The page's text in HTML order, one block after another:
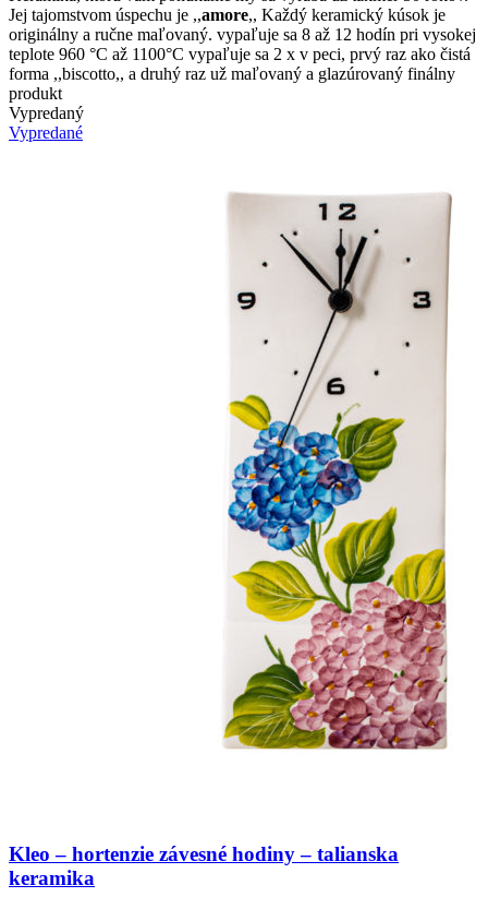
Jej tajomstvom úspechu je ,,amore,, Každý keramický kúsok je
originálny a ručne maľovaný. vypaľuje sa 8 až 12 hodín pri vysokej
teplote 960 °C až 1100°C vypaľuje sa 2 x v peci, prvý raz ako čistá
forma ,,biscotto,, a druhý raz už maľovaný a glazúrovaný finálny
produkt
Vypredaný
Vypredané
Kleo – hortenzie závesné hodiny – talianska
keramika